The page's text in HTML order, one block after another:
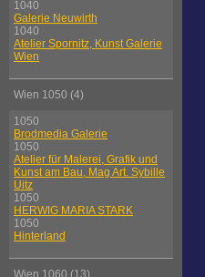
1040
Galerie Neuwirth
1040
Atelier Spornitz, Kunst Galerie
Wien
Wien 1050 (4)
1050
Brodmedia Galerie
1050
Atelier für Malerei, Grafik und
Kunst am Bau, Mag Art. Sybille
Uitz
1050
HERWIG MARIA STARK
1050
Hinterland
Wien 1060 (13)